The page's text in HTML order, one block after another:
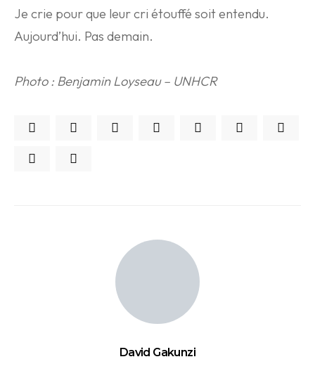
Je crie pour que leur cri étouffé soit entendu.
Aujourd’hui. Pas demain.
Photo : Benjamin Loyseau – UNHCR
David Gakunzi